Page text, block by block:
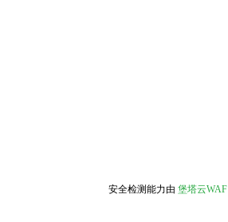
安全检测能力由 堡塔云WAF